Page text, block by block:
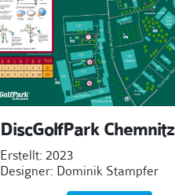
DiscGolfPark Chemnitz
Erstellt: 2023
Designer: Dominik Stampfer